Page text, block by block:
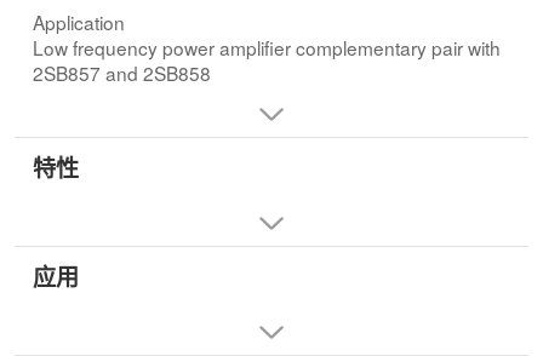
Application
Low frequency power amplifier complementary pair with
2SB857 and 2SB858
特性
应用